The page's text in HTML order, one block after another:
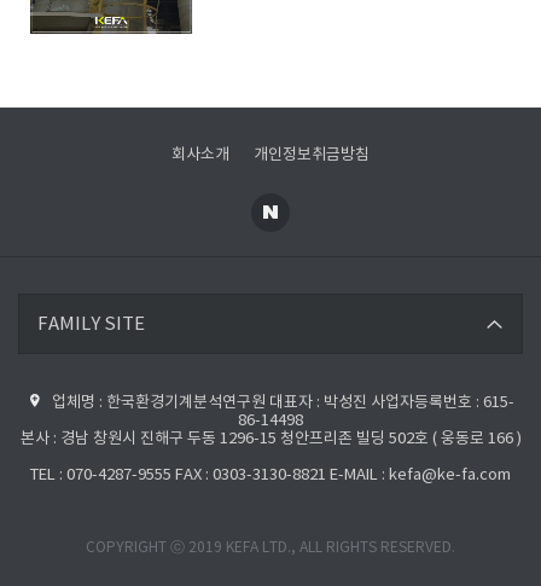
회사소개 개인정보취금방침
FAMILY SITE
한국환경공단
업체명 : 한국환경기계분석연구원 대표자 : 박성진 사업자등록번호 : 615-
86-14498
본사 : 경남 창원시 진해구 두동 1296-15 청안프리존 빌딩 502호 ( 웅동로 166 )
TEL : 070-4287-9555 FAX : 0303-3130-8821 E-MAIL : kefa@ke-fa.com
COPYRIGHT ⓒ 2019 KEFA LTD., ALL RIGHTS RESERVED.